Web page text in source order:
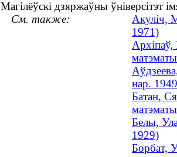
Магілёўскі дзяржаўны ўніверсітэт
См. также:
Акуліч,
1971)
Архіпаў,
нар.
Батан,
Белы,
1929)
Борбат,